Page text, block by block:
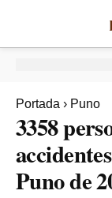
Portada › Puno
3358
Puno de